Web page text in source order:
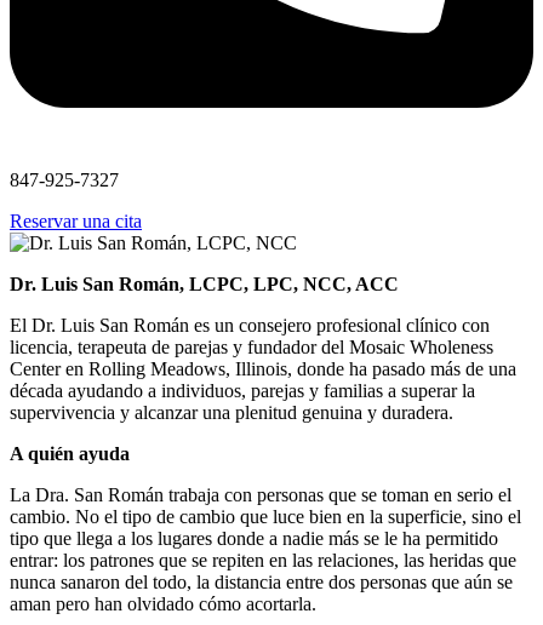
847-925-7327
Reservar una cita
Dr. Luis San Román, LCPC, LPC, NCC, ACC
El Dr. Luis San Román es un consejero profesional clínico con
licencia, terapeuta de parejas y fundador del Mosaic Wholeness
Center en Rolling Meadows, Illinois, donde ha pasado más de una
década ayudando a individuos, parejas y familias a superar la
supervivencia y alcanzar una plenitud genuina y duradera.
A quién ayuda
La Dra. San Román trabaja con personas que se toman en serio el
cambio. No el tipo de cambio que luce bien en la superficie, sino el
tipo que llega a los lugares donde a nadie más se le ha permitido
entrar: los patrones que se repiten en las relaciones, las heridas que
nunca sanaron del todo, la distancia entre dos personas que aún se
aman pero han olvidado cómo acortarla.